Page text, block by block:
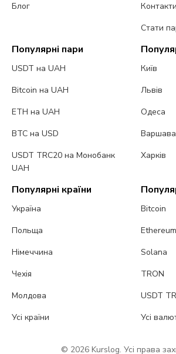
Блог
Контакти
Стати
Популярні пари
USDT на UAH
Bitcoin на UAH
ETH на UAH
BTC на USD
USDT TRC20 на Монобанк
UAH
Київ
Львів
Одеса
Варшава
Харків
Популярні країни
Україна
Польща
Німеччина
Чехія
Молдова
Усі країни
Bitcoin
Ethereum
Solana
TRON
USDT
Усі
© 2026 Kurslog. Усі права